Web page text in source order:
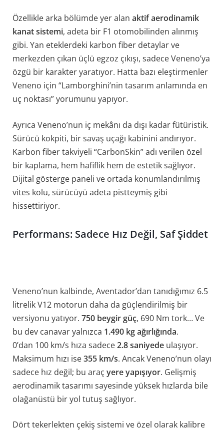
Özellikle arka bölümde yer alan aktif aerodinamik
kanat sistemi, adeta bir F1 otomobilinden alınmış
gibi. Yan eteklerdeki karbon fiber detaylar ve
merkezden çıkan üçlü egzoz çıkışı, sadece Veneno’ya
özgü bir karakter yaratıyor. Hatta bazı eleştirmenler
Veneno için “Lamborghini’nin tasarım anlamında en
uç noktası” yorumunu yapıyor.
Ayrıca Veneno’nun iç mekânı da dışı kadar fütüristik.
Sürücü kokpiti, bir savaş uçağı kabinini andırıyor.
Karbon fiber takviyeli “CarbonSkin” adı verilen özel
bir kaplama, hem hafiflik hem de estetik sağlıyor.
Dijital gösterge paneli ve ortada konumlandırılmış
vites kolu, sürücüyü adeta pistteymiş gibi
hissettiriyor.
Performans: Sadece Hız Değil, Saf Şiddet
Veneno’nun kalbinde, Aventador’dan tanıdığımız 6.5
litrelik V12 motorun daha da güçlendirilmiş bir
versiyonu yatıyor. 750 beygir güç, 690 Nm tork… Ve
bu dev canavar yalnızca 1.490 kg ağırlığında.
0’dan 100 km/s hıza sadece2.8 saniyede ulaşıyor.
Maksimum hızı ise355 km/s. Ancak Veneno’nun olayı
sadece hız değil; bu araç yere yapışıyor. Gelişmiş
aerodinamik tasarımı sayesinde yüksek hızlarda bile
olağanüstü bir yol tutuş sağlıyor.
Dört tekerlekten çekiş sistemi ve özel olarak kalibre